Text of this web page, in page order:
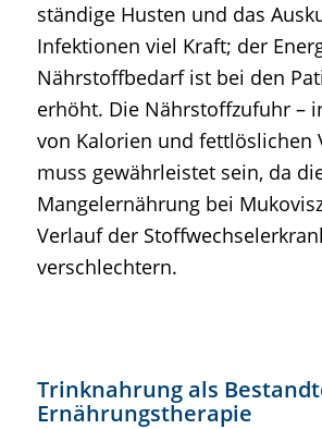
ständige Husten und das
Infektionen viel Kraft; der
Nährstoffbedarf ist bei den
erhöht. Die Nährstoffzufuhr –
von Kalorien und fettlöslichen
muss gewährleistet sein, da
Mangelernährung bei
Verlauf der
verschlechtern.
Trinknahrung als
Ernährungstherapie